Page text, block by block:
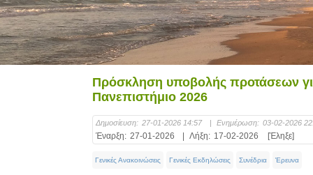
Πρόσκληση υποβολής προτάσεων
Πανεπιστήμιο 2026
Δημοσίευση: 27-01-2026 14:57 | Ενημέρωση: 03-02-2026
Έναρξη: 27-01-2026 Λήξη: 17-02-2026 [Έληξε]
Γενικές Ανακοινώσεις Γενικές Εκδηλώσεις Συνέδρια Έρευνα